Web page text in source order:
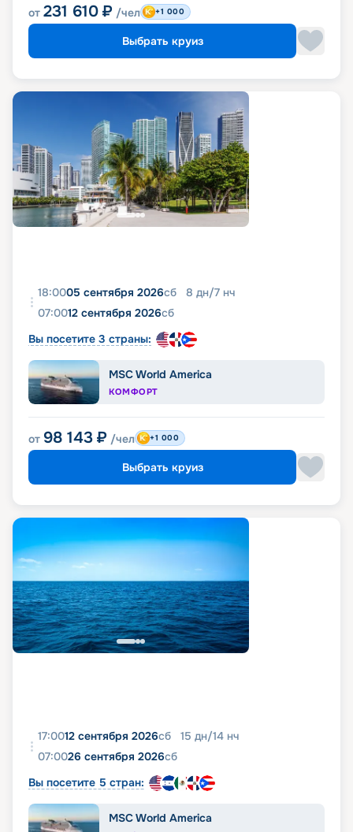
от 231 610 ₽ /чел +1 000
Выбрать круиз
18:0005 сентября 2026сб 8 дн/7 нч
07:0012 сентября 2026сб
Вы посетите 3 страны:
MSC World America
КОМФОРТ
от 98 143 ₽ /чел +1 000
Выбрать круиз
17:0012 сентября 2026сб 15 дн/14 нч
07:0026 сентября 2026сб
Вы посетите 5 стран:
MSC World America